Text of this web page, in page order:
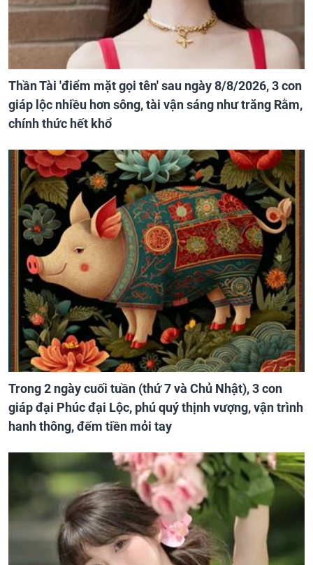
Thần Tài 'điểm mặt gọi tên' sau ngày 8/8/2026, 3 con
giáp lộc nhiều hơn sông, tài vận sáng như trăng Rằm,
chính thức hết khổ
Trong 2 ngày cuối tuần (thứ 7 và Chủ Nhật), 3 con
giáp đại Phúc đại Lộc, phú quý thịnh vượng, vận trình
hanh thông, đếm tiền mỏi tay